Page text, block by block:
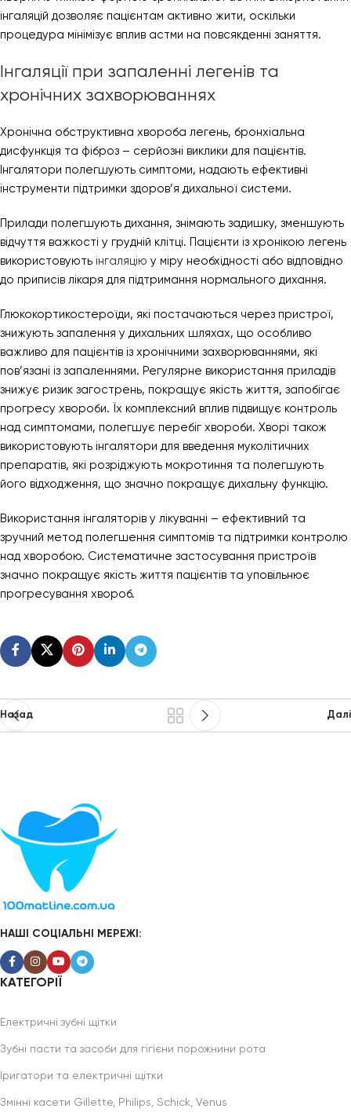
інгаляцій дозволяє пацієнтам активно жити, оскільки
процедура мінімізує вплив астми на повсякденні заняття.
Інгаляції при запаленні легенів та
хронічних захворюваннях
Хронічна обструктивна хвороба легень, бронхіальна
дисфункція та фіброз – серйозні виклики для пацієнтів.
Інгалятори полегшують симптоми, надають ефективні
інструменти підтримки здоров’я дихальної системи.
Прилади полегшують дихання, знімають задишку, зменшують
відчуття важкості у грудній клітці. Пацієнти із хронікою легень
використовують інгаляцію у міру необхідності або відповідно
до приписів лікаря для підтримання нормального дихання.
Глюкокортикостероїди, які постачаються через пристрої,
знижують запалення у дихальних шляхах, що особливо
важливо для пацієнтів із хронічними захворюваннями, які
пов’язані із запаленнями. Регулярне використання приладів
знижує ризик загострень, покращує якість життя, запобігає
прогресу хвороби. Їх комплексний вплив підвищує контроль
над симптомами, полегшує перебіг хвороби. Хворі також
використовують інгалятори для введення муколітичних
препаратів, які розріджують мокротиння та полегшують
його відходження, що значно покращує дихальну функцію.
Використання інгаляторів у лікуванні – ефективний та
зручний метод полегшення симптомів та підтримки контролю
над хворобою. Систематичне застосування пристроїв
значно покращує якість життя пацієнтів та уповільнює
прогресування хвороб.
Назад Далі
НАШІ СОЦІАЛЬНІ МЕРЕЖІ:
КАТЕГОРІЇ
Електричні зубні щітки
Зубні пасти та засоби для гігієни порожнини рота
Іригатори та електричні щітки
Змінні касети Gillette, Philips, Schick, Venus